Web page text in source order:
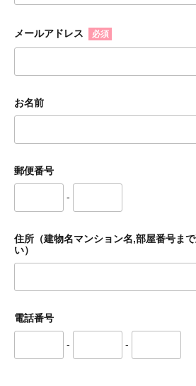
メールアドレス 必須
お名前
郵便番号
-
住所（建物名マンション名,部屋番号ま
い）
電話番号
- -